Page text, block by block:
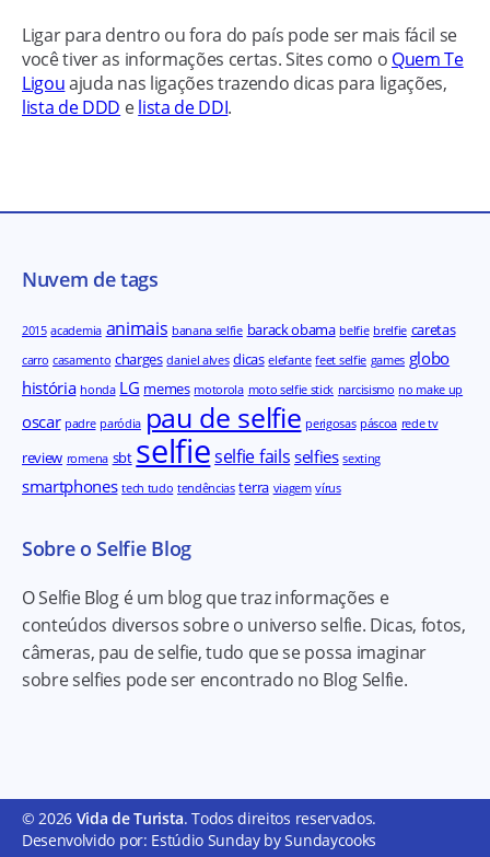
Ligar para dentro ou fora do país pode ser mais fácil se
você tiver as informações certas. Sites como o Quem Te
Ligouajuda nas ligações trazendo dicas para ligações,
lista de DDD elista de DDI.
Nuvem de tags
2015 academia animais banana selfie barack obama belfie brelfie caretas
carro casamento charges daniel alves dicas elefante feet selfie games globo
história honda LG memes motorola moto selfie stick narcisismo no make up
oscar padre paródia pau de selfie perigosas páscoa rede tv
review romena sbt selfieselfie fails selfies sexting
smartphones tech tudo tendências terra viagem vírus
Sobre o Selfie Blog
O Selfie Blog é um blog que traz informações e
conteúdos diversos sobre o universo selfie. Dicas, fotos,
câmeras, pau de selfie, tudo que se possa imaginar
sobre selfies pode ser encontrado no Blog Selfie.
© 2026 Vida de Turista. Todos direitos reservados.
Desenvolvido por: Estúdio Sunday by Sundaycooks